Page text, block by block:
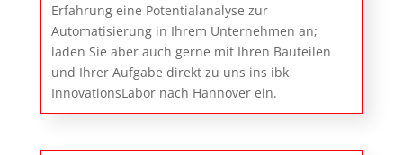
Erfahrung eine Potentialanalyse zur
Automatisierung in Ihrem Unternehmen an;
laden Sie aber auch gerne mit Ihren Bauteilen
und Ihrer Aufgabe direkt zu uns ins ibk
InnovationsLabor nach Hannover ein.